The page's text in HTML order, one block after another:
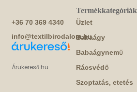
+36 70 369 4340
info@textilbirodalom.hu
Árukereső.hu
Termékkategóriák
Üzlet
Babaágy
Babaágynemű
Rácsvédő
Szoptatás, etetés